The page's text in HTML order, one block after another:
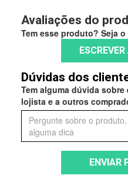
Avaliações do
Tem esse produto? Seja
Dúvidas dos
Tem alguma dúvida
lojista e a outros
ENVIAR